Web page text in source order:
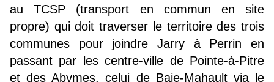
au TCSP (transport en commun en site
propre) qui doit traverser le territoire des trois
communes pour joindre Jarry à Perrin en
passant par les centre-ville de Pointe-à-Pitre
et des Abymes, celui de Baie-Mahault via le